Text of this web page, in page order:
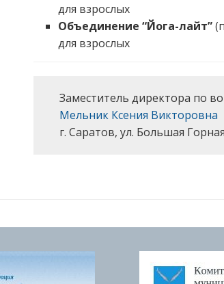
для взрослых
Объединение “Йога-лайт”
для взрослых
Заместитель директора по
Мельник Ксения Викторовна
г. Саратов, ул. Большая